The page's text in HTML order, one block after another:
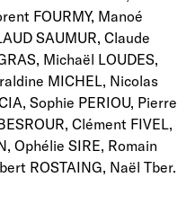
FOURMY, Manoé
SAUMUR, Claude
Michaël LOUDES,
MICHEL, Nicolas
Sophie PERIOU, Pierre
Clément FIVEL,
Ophélie SIRE, Romain
ROSTAING, Naël Tber.